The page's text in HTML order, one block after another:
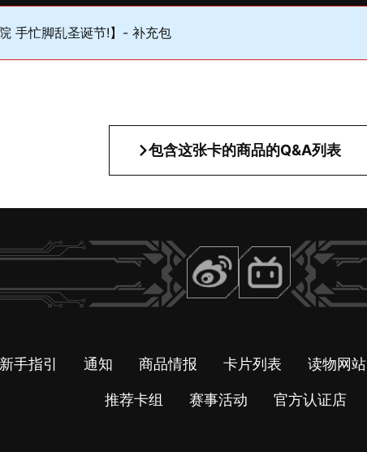
手忙脚乱圣诞节!】- 补充包
包含这张卡的商品的Q&A列表
新手指引 通知 商品情报 卡片列表 读物网站
推荐卡组 赛事活动 官方认证店